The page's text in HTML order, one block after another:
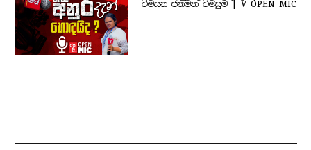
විමසන ජනමත විමසුම | V OPEN MIC